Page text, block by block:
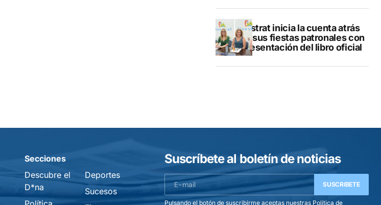
Finestrat inicia la cuenta atrás
para sus fiestas patronales con
la presentación del libro oficial
Secciones
Descubre el
D*na
Deportes
Sucesos
Suscríbete al boletín de noticias
SUSCRIBETE
Pulsando el botón de suscribirme aceptas nuestras Política de